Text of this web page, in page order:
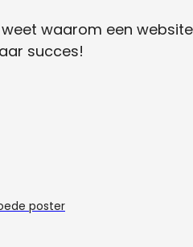
weet waarom een
succes!
poster